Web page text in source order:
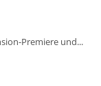
Premiere und...